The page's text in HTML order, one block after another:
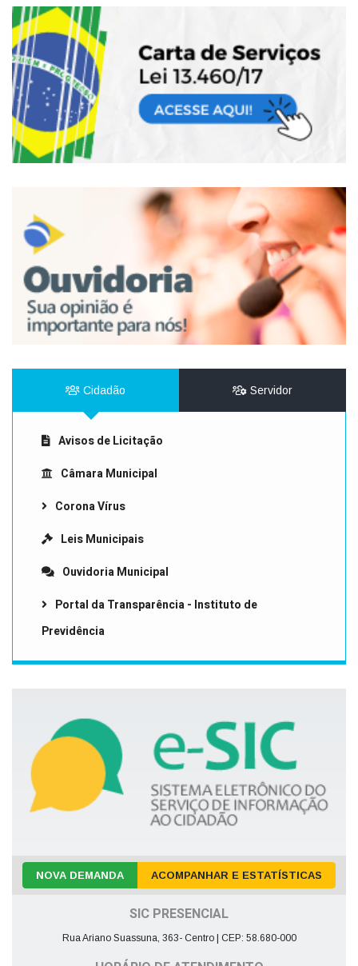
Cidadão Servidor
Avisos de Licitação
Câmara Municipal
Corona Vírus
Leis Municipais
Ouvidoria Municipal
Portal da Transparência - Instituto de
Previdência
NOVA DEMANDA ACOMPANHAR E ESTATÍSTICAS
SIC PRESENCIAL
Rua Ariano Suassuna, 363- Centro | CEP: 58.680-000